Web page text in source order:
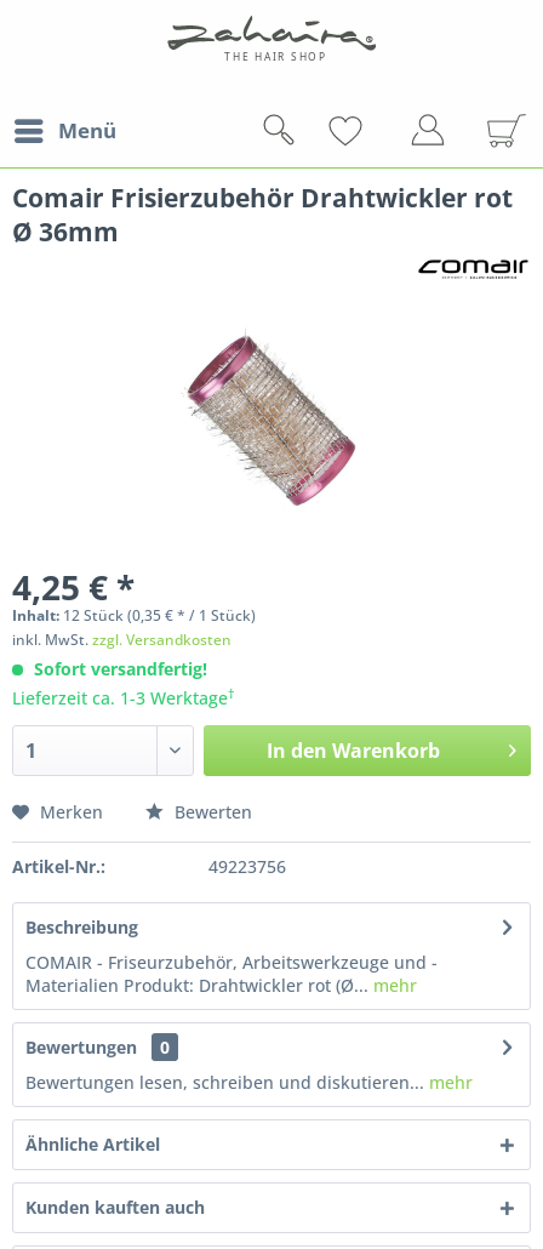
Menü
Comair Frisierzubehör Drahtwickler rot
Ø 36mm
4,25 € *
Inhalt: 12Stück(0,35 € * / 1 Stück)
inkl. MwSt.zzgl. Versandkosten
Sofort versandfertig!
Lieferzeit ca. 1-3 Werktage†
In den Warenkorb
Merken Bewerten
Artikel-Nr.: 49223756
Beschreibung
COMAIR - Friseurzubehör, Arbeitswerkzeuge und -
Materialien Produkt: Drahtwickler rot (Ø... mehr
Bewertungen
0
Bewertungen lesen, schreiben und diskutieren... mehr
Ähnliche Artikel
Kunden kauften auch